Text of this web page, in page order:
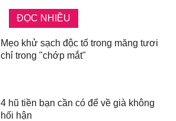
ĐỌC NHIỀU
Mẹo khử sạch độc tố trong măng tươi
chỉ trong "chớp mắt"
4 hũ tiền bạn cần có để về già không
hối hận